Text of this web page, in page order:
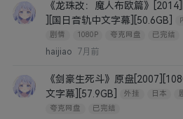
《龙珠改：魔人布欧篇》
][国日音轨中文字幕][50.6GB]
剧情
1080P 夸克网盘 已完结
haijiao 7月前
《剑豪生死斗》原盘
文字幕][57.9GB]
外挂 日本
夸克网盘
已完结